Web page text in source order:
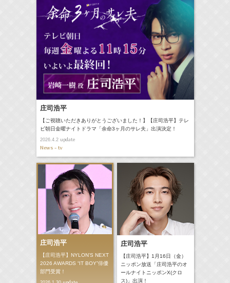
庄司浩平
【ご視聴いただきありがとうございました！】【庄司浩平】テレ
ビ朝日金曜ナイトドラマ「余命3ヶ月のサレ夫」出演決定！
2026.4.2update
News - tv
庄司浩平
【庄司浩平】NYLON'S NEXT
2026 AWARDS “IT BOY”俳優
部門受賞！
庄司浩平
【庄司浩平】1月16日（金）
ニッポン放送「庄司浩平のオ
ールナイトニッポンX(クロ
ス)」出演！